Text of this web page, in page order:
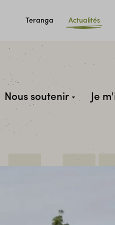
Teranga Actualités
Nous soutenir Je